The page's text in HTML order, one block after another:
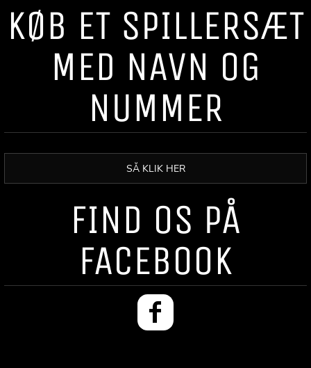
KØB ET SPILLERSÆT
MED NAVN OG
NUMMER
SÅ KLIK HER
FIND OS PÅ
FACEBOOK